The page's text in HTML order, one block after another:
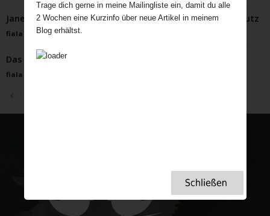
Jane Goodall: ein Leben für die Tiere und den Umweltschutz
fiala September 23, 2024
Das Ragged School Museum in London
fiala
Trage dich gerne in meine Mailingliste ein, damit du alle
2 Wochen eine Kurzinfo über neue Artikel in meinem
Blog erhältst.